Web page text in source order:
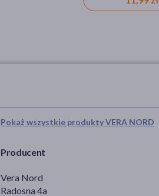
Pokaż wszystkie produkty VERA NORD
Producent
Vera Nord
Radosna 4a